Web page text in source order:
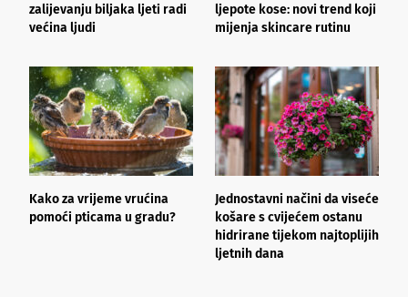
zalijevanju biljaka ljeti radi
većina ljudi
ljepote kose: novi trend koji
mijenja skincare rutinu
Kako za vrijeme vrućina
pomoći pticama u gradu?
Jednostavni načini da viseće
košare s cvijećem ostanu
hidrirane tijekom najtoplijih
ljetnih dana